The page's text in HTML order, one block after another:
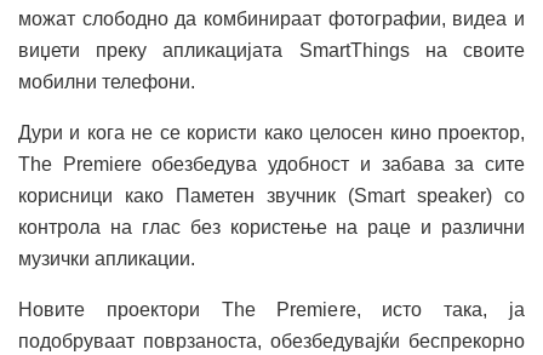
можат слободно да комбинираат фотографии, видеа и
виџети преку апликацијата SmartThings на своите
мобилни телефони.
Дури и кога не се користи како целосен кино проектор,
The Premiere обезбедува удобност и забава за сите
корисници како Паметен звучник (Smart speaker) со
контрола на глас без користење на раце и различни
музички апликации.
Новите проектори The Premiere, исто така, ја
подобруваат поврзаноста, обезбедувајќи беспрекорно